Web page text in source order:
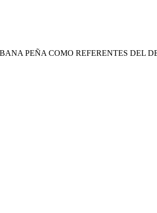
PEÑA COMO REFERENTES DEL